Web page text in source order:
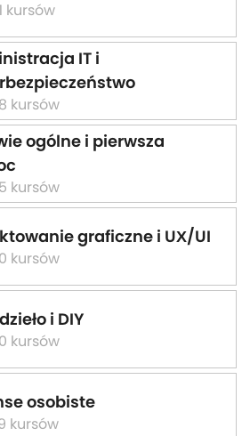
kursów
IT i
kursów
ogólne i pierwsza
kursów
graficzne i UX/UI
kursów
i DIY
kursów
osobiste
kursów